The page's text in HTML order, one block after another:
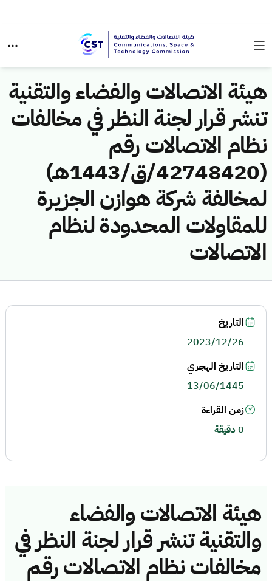
هيئة الاتصالات والفضاء والتقنية
تنشر قرار لجنة النظر في مخالفات
نظام الاتصالات رقم
(42748420/ق/1443هـ)
لمخالفة شركة هوازن الجزيرة
للمقاولات المحدودة لنظام
الاتصالات
هيئة الاتصالات والفضاء
والتقنية تنشر قرار لجنة النظر في
مخالفات نظام الاتصالات رقم
التاريخ
2023/12/26
التاريخ الهجري
13/06/1445
زمن القراءة
0 دقيقة